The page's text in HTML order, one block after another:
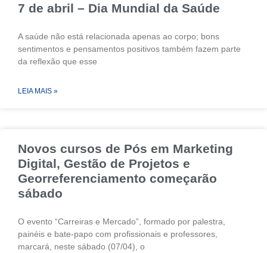
7 de abril – Dia Mundial da Saúde
A saúde não está relacionada apenas ao corpo; bons
sentimentos e pensamentos positivos também fazem parte
da reflexão que esse
LEIA MAIS »
Novos cursos de Pós em Marketing
Digital, Gestão de Projetos e
Georreferenciamento começarão
sábado
O evento “Carreiras e Mercado”, formado por palestra,
painéis e bate-papo com profissionais e professores,
marcará, neste sábado (07/04), o